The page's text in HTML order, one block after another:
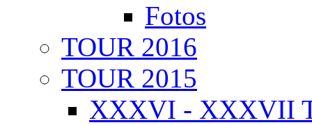
Fotos
TOUR 2016
TOUR 2015
XXXVI - XXXVII